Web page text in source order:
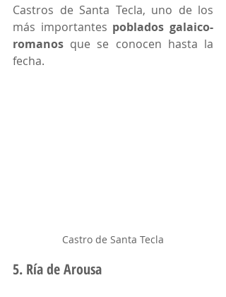
Castros de Santa Tecla, uno de los
más importantes poblados galaico-
romanos que se conocen hasta la
fecha.
Castro de Santa Tecla
5. Ría de Arousa